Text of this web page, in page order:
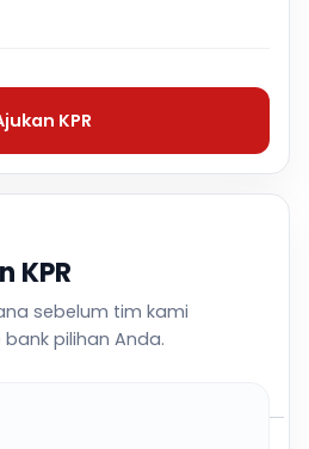
KPR
sebelum tim kami
pilihan Anda.
KPR